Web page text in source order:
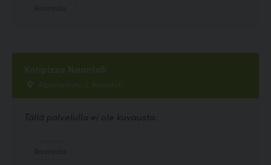
Kotipizza Naantali
Alppilankatu 2, Naantali
Tällä palvelulla ei ole kuvausta.